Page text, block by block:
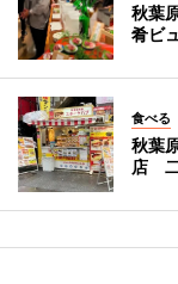
秋葉
肴ビ
食べる
秋葉
店 二